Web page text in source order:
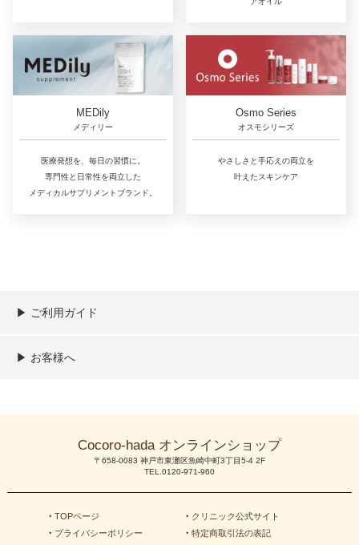
MEDily
メディリー
医療発想を、毎日の習慣に。
専門性と日常性を両立した
メディカルサプリメントブランド。
Osmo Series
オスモシリーズ
やさしさと手応えの両立を
叶えたスキンケア
▶︎ ご利用ガイド
ご利用ガイド
決済／配送／送料について
取り扱い商品一覧
顧客情報の取扱について
特定商取引法の表記
▶︎ お客様へ
Cocoro-hada オンラインショップ
〒658-0083 神戸市東灘区魚崎中町3丁目5-4 2F
TEL.0120-971-960
‣ TOPページ
‣ クリニック公式サイト
‣ プライバシーポリシー
‣ 特定商取引法の表記